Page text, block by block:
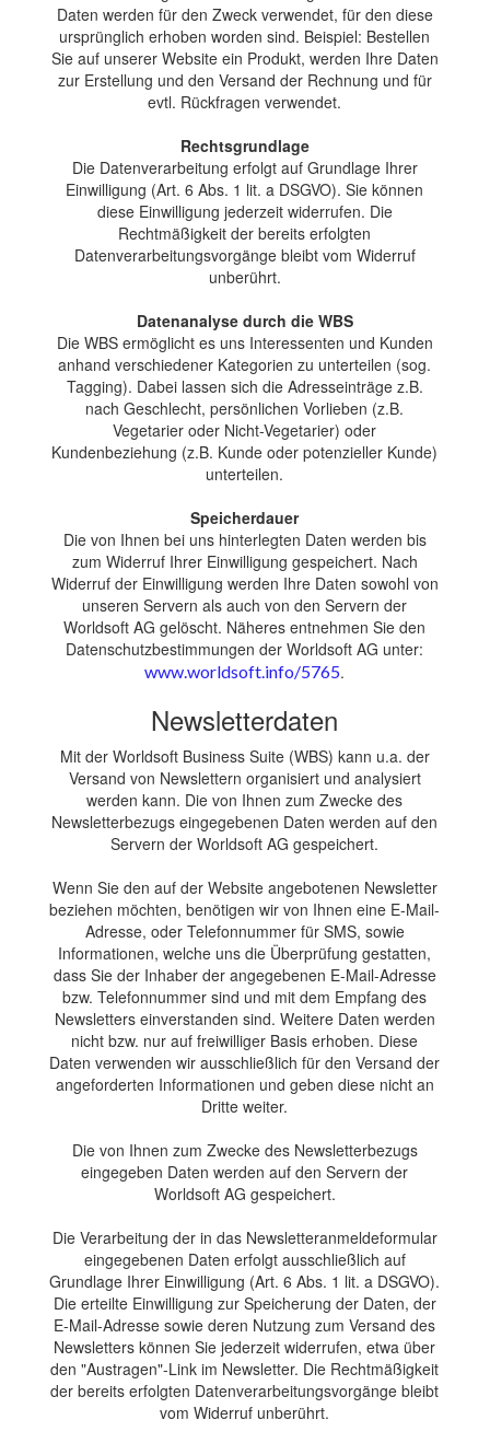
Daten werden für den Zweck verwendet, für den diese
ursprünglich erhoben worden sind. Beispiel: Bestellen
Sie auf unserer Website ein Produkt, werden Ihre Daten
zur Erstellung und den Versand der Rechnung und für
evtl. Rückfragen verwendet.
Rechtsgrundlage
Die Datenverarbeitung erfolgt auf Grundlage Ihrer
Einwilligung (Art. 6 Abs. 1 lit. a DSGVO). Sie können
diese Einwilligung jederzeit widerrufen. Die
Rechtmäßigkeit der bereits erfolgten
Datenverarbeitungsvorgänge bleibt vom Widerruf
unberührt.
Datenanalyse durch die WBS
Die WBS ermöglicht es uns Interessenten und Kunden
anhand verschiedener Kategorien zu unterteilen (sog.
Tagging). Dabei lassen sich die Adresseinträge z.B.
nach Geschlecht, persönlichen Vorlieben (z.B.
Vegetarier oder Nicht-Vegetarier) oder
Kundenbeziehung (z.B. Kunde oder potenzieller Kunde)
unterteilen.
Speicherdauer
Die von Ihnen bei uns hinterlegten Daten werden bis
zum Widerruf Ihrer Einwilligung gespeichert. Nach
Widerruf der Einwilligung werden Ihre Daten sowohl von
unseren Servern als auch von den Servern der
Worldsoft AG gelöscht. Näheres entnehmen Sie den
Datenschutzbestimmungen der Worldsoft AG unter:
www.worldsoft.info/5765.
Newsletterdaten
Mit der Worldsoft Business Suite (WBS) kann u.a. der
Versand von Newslettern organisiert und analysiert
werden kann. Die von Ihnen zum Zwecke des
Newsletterbezugs eingegebenen Daten werden auf den
Servern der Worldsoft AG gespeichert.
Wenn Sie den auf der Website angebotenen Newsletter
beziehen möchten, benötigen wir von Ihnen eine E-Mail-
Adresse, oder Telefonnummer für SMS, sowie
Informationen, welche uns die Überprüfung gestatten,
dass Sie der Inhaber der angegebenen E-Mail-Adresse
bzw. Telefonnummer sind und mit dem Empfang des
Newsletters einverstanden sind. Weitere Daten werden
nicht bzw. nur auf freiwilliger Basis erhoben. Diese
Daten verwenden wir ausschließlich für den Versand der
angeforderten Informationen und geben diese nicht an
Dritte weiter.
Die von Ihnen zum Zwecke des Newsletterbezugs
eingegeben Daten werden auf den Servern der
Worldsoft AG gespeichert.
Die Verarbeitung der in das Newsletteranmeldeformular
eingegebenen Daten erfolgt ausschließlich auf
Grundlage Ihrer Einwilligung (Art. 6 Abs. 1 lit. a DSGVO).
Die erteilte Einwilligung zur Speicherung der Daten, der
E-Mail-Adresse sowie deren Nutzung zum Versand des
Newsletters können Sie jederzeit widerrufen, etwa über
den "Austragen"-Link im Newsletter. Die Rechtmäßigkeit
der bereits erfolgten Datenverarbeitungsvorgänge bleibt
vom Widerruf unberührt.